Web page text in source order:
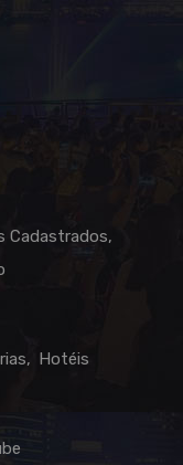
Cadastrados
Hotéis